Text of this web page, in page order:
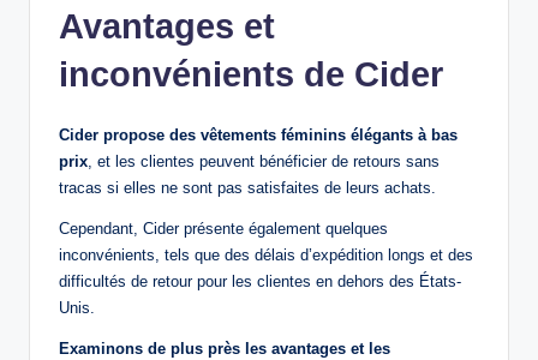
Avantages et
inconvénients de Cider
Cider propose des vêtements féminins élégants à bas
prix, et les clientes peuvent bénéficier de retours sans
tracas si elles ne sont pas satisfaites de leurs achats.
Cependant, Cider présente également quelques
inconvénients, tels que des délais d’expédition longs et des
difficultés de retour pour les clientes en dehors des États-
Unis.
Examinons de plus près les avantages et les